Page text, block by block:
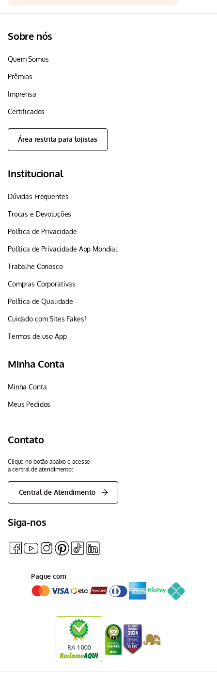
Sobre nós
Quem Somos
Prêmios
Imprensa
Certificados
Área restrita para lojistas
Institucional
Dúvidas Frequentes
Trocas e Devoluções
Política de Privacidade
Política de Privacidade App Mondial
Trabalhe Conosco
Compras Corporativas
Política de Qualidade
Cuidado com Sites Fakes!
Termos de uso App
Minha Conta
Minha Conta
Meus Pedidos
Contato
Clique no botão abaixo e acesse
a central de atendimento:
Central de Atendimento
Siga-nos
Pague com